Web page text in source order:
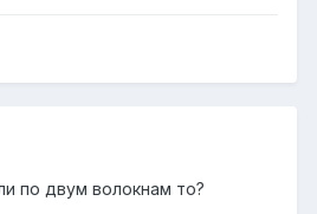
по двум волокнам то?